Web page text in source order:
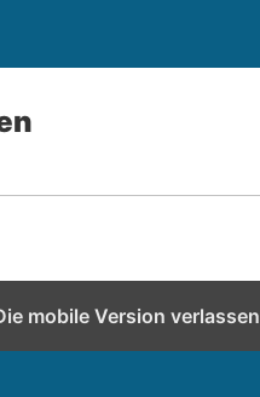
mobile Version verlassen